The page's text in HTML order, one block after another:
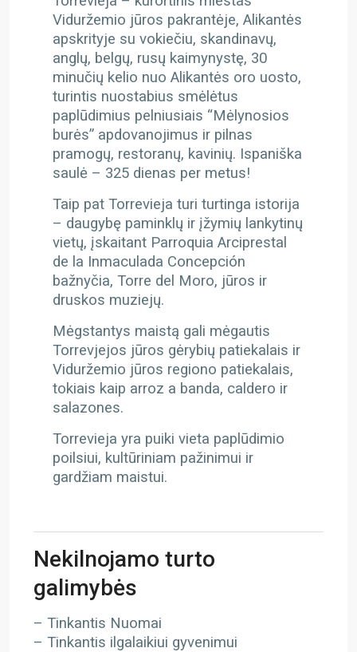
Viduržemio jūros pakrantėje, Alikantės
apskrityje su vokiečiu, skandinavų,
anglų, belgų, rusų kaimynystę, 30
minučių kelio nuo Alikantės oro uosto,
turintis nuostabius smėlėtus
paplūdimius pelniusiais “Mėlynosios
burės” apdovanojimus ir pilnas
pramogų, restoranų, kavinių. Ispaniška
saulė – 325 dienas per metus!
Taip pat Torrevieja turi turtinga istorija
– daugybę paminklų ir įžymių lankytinų
vietų, įskaitant Parroquia Arciprestal
de la Inmaculada Concepción
bažnyčia, Torre del Moro, jūros ir
druskos muziejų.
Mėgstantys maistą gali mėgautis
Torrevjejos jūros gėrybių patiekalais ir
Viduržemio jūros regiono patiekalais,
tokiais kaip arroz a banda, caldero ir
salazones.
Torrevieja yra puiki vieta paplūdimio
poilsiui, kultūriniam pažinimui ir
gardžiam maistui.
Nekilnojamo turto
galimybės
– Tinkantis Nuomai
– Tinkantis ilgalaikiui gyvenimui